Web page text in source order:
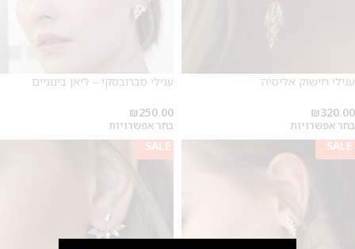
עגילי חישוק אליסיה
₪320.00
בחר אפשרויות
עגילי סברובסקי – ליאן בינוניים
₪250.00
בחר אפשרויות
SALE
SALE